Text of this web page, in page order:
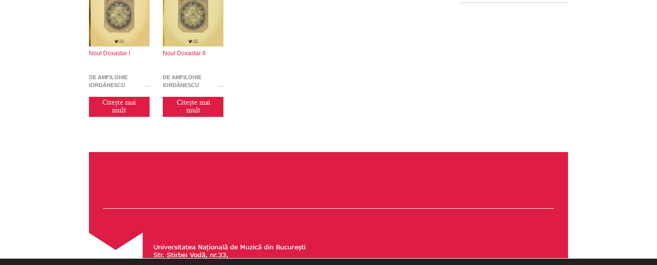
Noul Doxastar I
DE AMFILOHIE
IORDĂNESCU
Citește mai
mult
Noul Doxastar II
DE AMFILOHIE
IORDĂNESCU
Citește mai
mult